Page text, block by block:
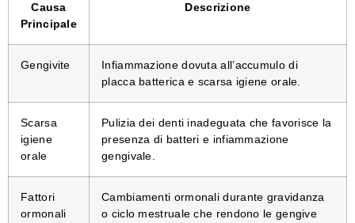
Causa
Principale
Descrizione
Gengivite
Infiammazione dovuta all’accumulo di
placca batterica e scarsa igiene orale.
Scarsa
igiene
orale
Pulizia dei denti inadeguata che favorisce la
presenza di batteri e infiammazione
gengivale.
Fattori
ormonali
Cambiamenti ormonali durante gravidanza
o ciclo mestruale che rendono le gengive